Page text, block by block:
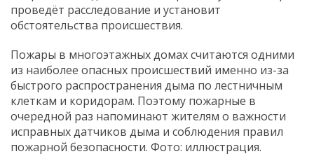
проведёт расследование и установит
обстоятельства происшествия.
Пожары в многоэтажных домах считаются одними
из наиболее опасных происшествий именно из-за
быстрого распространения дыма по лестничным
клеткам и коридорам. Поэтому пожарные в
очередной раз напоминают жителям о важности
исправных датчиков дыма и соблюдения правил
пожарной безопасности. Фото: иллюстрация.